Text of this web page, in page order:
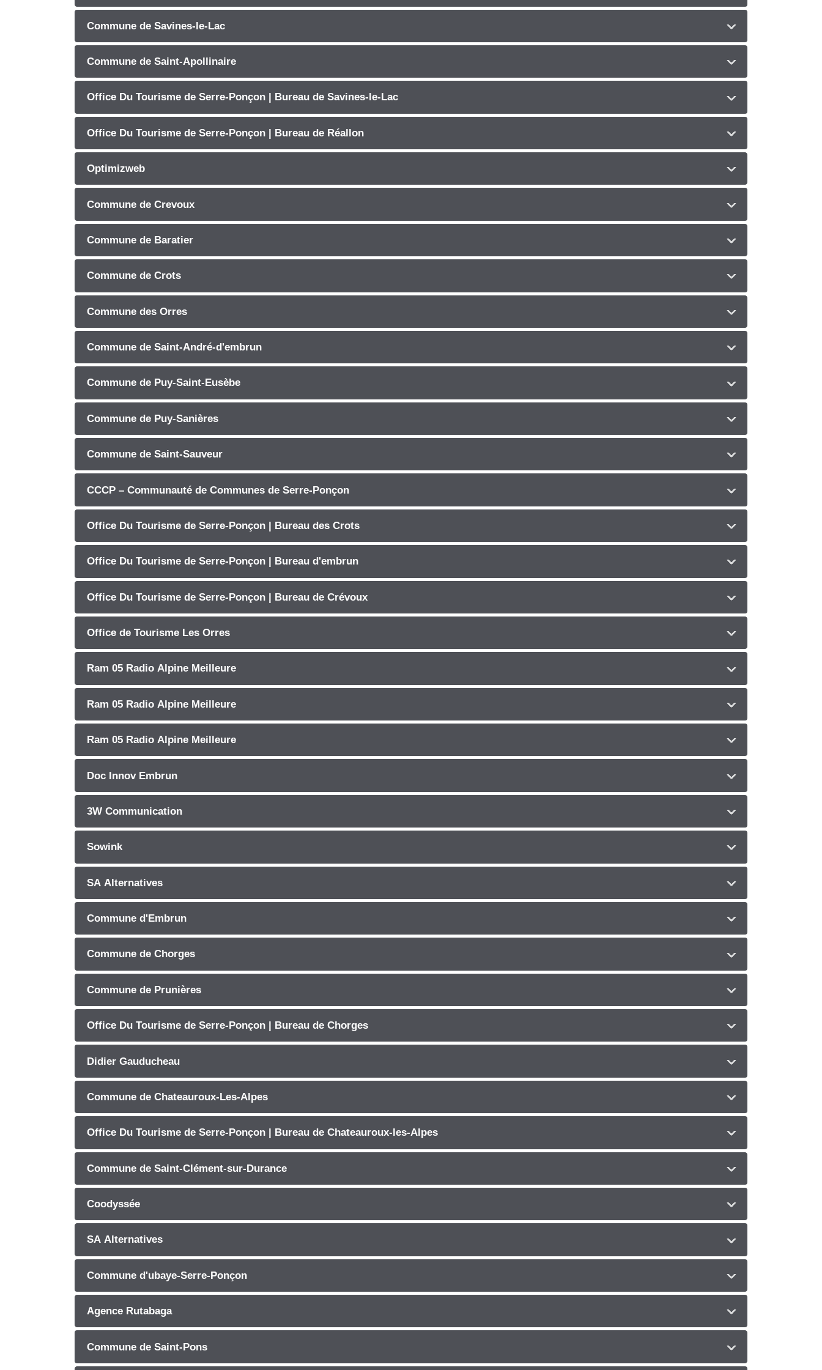
Commune de Savines-le-Lac
Commune de Saint-Apollinaire
Office Du Tourisme de Serre-Ponçon | Bureau de Savines-le-Lac
Office Du Tourisme de Serre-Ponçon | Bureau de Réallon
Optimizweb
Commune de Crevoux
Commune de Baratier
Commune de Crots
Commune des Orres
Commune de Saint-André-d'embrun
Commune de Puy-Saint-Eusèbe
Commune de Puy-Sanières
Commune de Saint-Sauveur
CCCP – Communauté de Communes de Serre-Ponçon
Office Du Tourisme de Serre-Ponçon | Bureau des Crots
Office Du Tourisme de Serre-Ponçon | Bureau d'embrun
Office Du Tourisme de Serre-Ponçon | Bureau de Crévoux
Office de Tourisme Les Orres
Ram 05 Radio Alpine Meilleure
Ram 05 Radio Alpine Meilleure
Ram 05 Radio Alpine Meilleure
Doc Innov Embrun
3W Communication
Sowink
SA Alternatives
Commune d'Embrun
Commune de Chorges
Commune de Prunières
Office Du Tourisme de Serre-Ponçon | Bureau de Chorges
Didier Gauducheau
Commune de Chateauroux-Les-Alpes
Office Du Tourisme de Serre-Ponçon | Bureau de Chateauroux-les-Alpes
Commune de Saint-Clément-sur-Durance
Coodyssée
SA Alternatives
Commune d'ubaye-Serre-Ponçon
Agence Rutabaga
Commune de Saint-Pons